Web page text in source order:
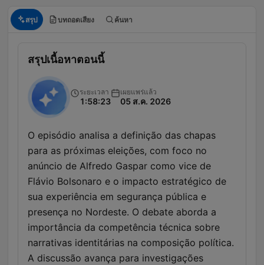
สรุป บทถอดเสียง ค้นหา
สรุปเนื้อหาตอนนี้
ระยะเวลา
1:58:23
เผยแพร่แล้ว
05 ส.ค. 2026
O episódio analisa a definição das chapas
para as próximas eleições, com foco no
anúncio de Alfredo Gaspar como vice de
Flávio Bolsonaro e o impacto estratégico de
sua experiência em segurança pública e
presença no Nordeste. O debate aborda a
importância da competência técnica sobre
narrativas identitárias na composição política.
A discussão avança para investigações